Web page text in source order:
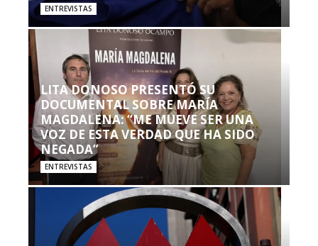
ENTREVISTAS
LITA DONOSO PRESENTÓ SU
DOCUMENTAL SOBRE MARÍA
MAGDALENA: “ME MUEVE SER UNA
VOZ DE ESTA VERDAD QUE HA SIDO
NEGADA”
ENTREVISTAS